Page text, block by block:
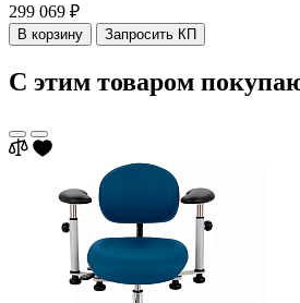
299 069 ₽
В корзину Запросить КП
С этим товаром